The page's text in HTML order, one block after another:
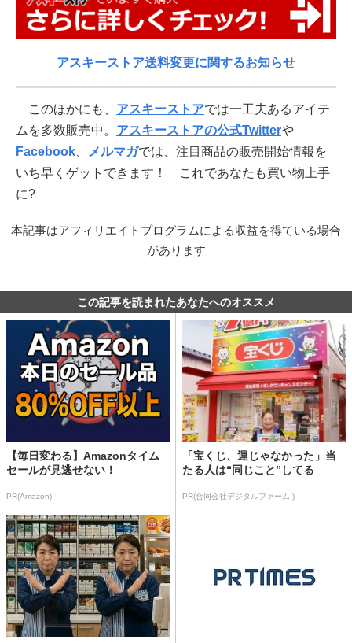
アスキーストア送料変更に関するお知らせ
このほかにも、 アスキーストアでは一工夫あるアイテ
ムを多数販売中。 アスキーストアの公式Twitterや
Facebook
メルマガでは、注目商品の販売開始情報を
いち早くゲットできます！ これであなたも買い物上手
に?
本記事はアフィリエイトプログラムによる収益を得ている場合
があります
この記事を読まれたあなたへのオススメ
【毎日変わる】Amazonタイム
セールが見逃せない！
PR(Amazon)
「宝くじ、運じゃなかった」当
たる人は“同じこと”してる
PR(合同会社デジタルファーム )